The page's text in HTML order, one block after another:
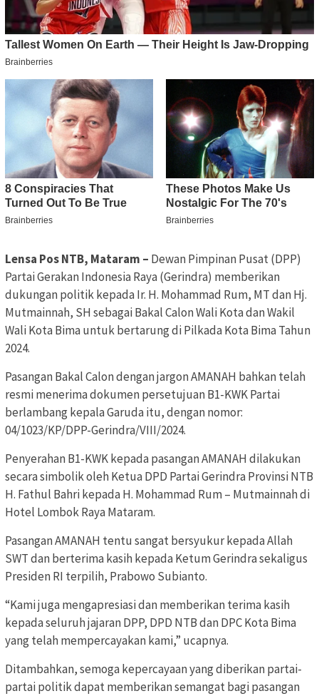
Lensa Pos NTB, Mataram – Dewan Pimpinan Pusat (DPP)
Partai Gerakan Indonesia Raya (Gerindra) memberikan
dukungan politik kepada Ir. H. Mohammad Rum, MT dan Hj.
Mutmainnah, SH sebagai Bakal Calon Wali Kota dan Wakil
Wali Kota Bima untuk bertarung di Pilkada Kota Bima Tahun
2024.
Pasangan Bakal Calon dengan jargon AMANAH bahkan telah
resmi menerima dokumen persetujuan B1-KWK Partai
berlambang kepala Garuda itu, dengan nomor:
04/1023/KP/DPP-Gerindra/VIII/2024.
Penyerahan B1-KWK kepada pasangan AMANAH dilakukan
secara simbolik oleh Ketua DPD Partai Gerindra Provinsi NTB
H. Fathul Bahri kepada H. Mohammad Rum – Mutmainnah di
Hotel Lombok Raya Mataram.
Pasangan AMANAH tentu sangat bersyukur kepada Allah
SWT dan berterima kasih kepada Ketum Gerindra sekaligus
Presiden RI terpilih, Prabowo Subianto.
“Kami juga mengapresiasi dan memberikan terima kasih
kepada seluruh jajaran DPP, DPD NTB dan DPC Kota Bima
yang telah mempercayakan kami,” ucapnya.
Ditambahkan, semoga kepercayaan yang diberikan partai-
partai politik dapat memberikan semangat bagi pasangan